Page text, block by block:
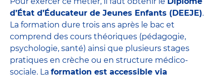
d’État d’Éducateur de Jeunes Enfants (DEEJE).
La formation dure trois ans après le bac et
comprend des cours théoriques (pédagogie,
psychologie, santé) ainsi que plusieurs stages
pratiques en crèche ou en structure médico-
sociale. La formation est accessible via